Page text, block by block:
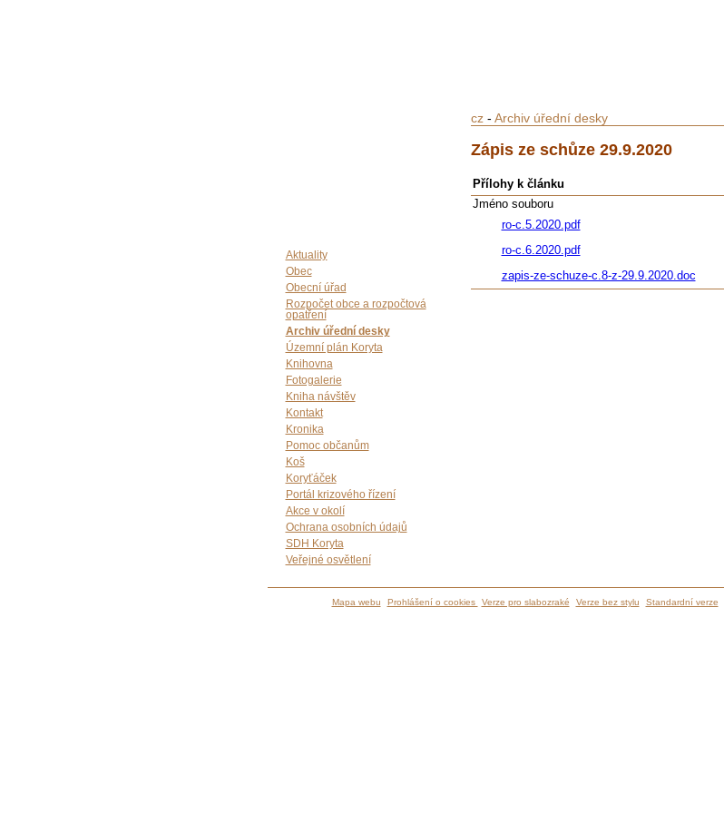
Aktuality
Obec
Obecní úřad
Rozpočet obce a rozpočtová
opatření
Archiv úřední desky
Územní plán Koryta
Knihovna
Fotogalerie
Kniha návštěv
Kontakt
Kronika
Pomoc občanům
Koš
Koryťáček
Portál krizového řízení
Akce v okolí
Ochrana osobních údajů
SDH Koryta
Veřejné osvětlení
cz- Archiv úřední desky
Zápis ze schůze 29.9.2020
Přílohy k článku
Jméno souboru
ro-c.5.2020.pdf
ro-c.6.2020.pdf
zapis-ze-schuze-c.8-z-29.9.2020.doc
Mapa webu Prohlášení o cookies Verze pro slabozraké Verze bez stylu Standardní verze